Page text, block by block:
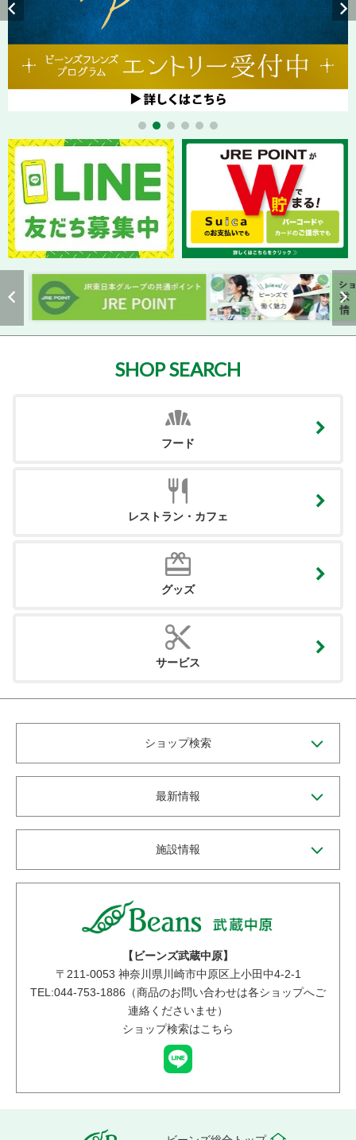
SHOP SEARCH
フード
レストラン・カフェ
グッズ
サービス
ショップ検索
最新情報
施設情報
【ビーンズ武蔵中原】
〒 211-0053 神奈川県川崎市中原区上小田中4-2-1
TEL:044-753-1886（商品のお問い合わせは各ショップへご
連絡くださいませ）
ショップ検索はこちら